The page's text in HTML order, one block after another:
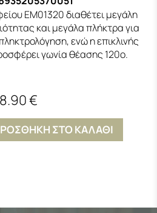
EM01320 διαθέτει μεγάλη
και μεγάλα πλήκτρα για
ενώ η επικλινής
γωνία θέασης 120ο.
8.90 €
ΣΤΟ ΚΑΛΑΘΙ